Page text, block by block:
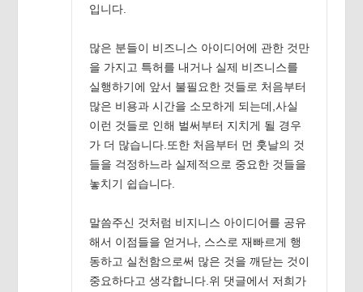
입니다.
많은 분들이 비즈니스 아이디어에 관한 것만
을 가지고 특허를 내거나 실제 비즈니스를
실행하기에 앞서 불필요한 것들로 처음부터
많은 비용과 시간을 소모하게 되는데,사실
이런 것들로 인해 벌써부터 지치게 될 경우
가 더 많습니다.또한 처음부터 먼 훗날의 것
들을 걱정하느라 실제적으로 중요한 것들을
놓치기 쉽습니다.
말씀주신 것처럼 비지니스 아이디어를 공유
해서 이점들을 얻거나, 스스로 재빠르게 행
동하고 실천함으로써 많은 것을 깨닫는 것이
중요하다고 생각합니다.위 댓글에서 저희가